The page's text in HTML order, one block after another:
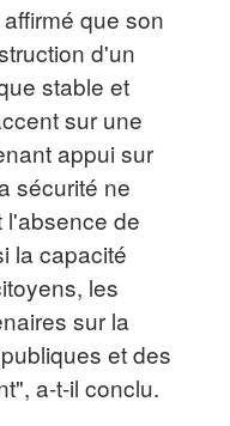
que son
d'un
stable et
sur une
appui sur
sécurité ne
l'absence de
la capacité
les
sur la
et des
a-t-il conclu.